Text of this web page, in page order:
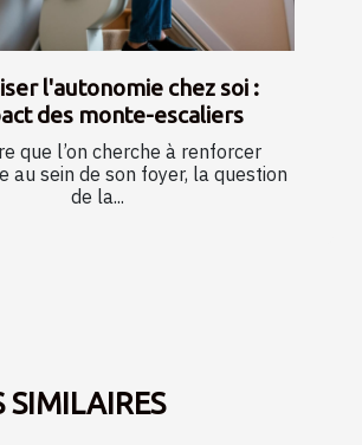
l'autonomie chez soi :
des monte-escaliers
que l’on cherche à renforcer
au sein de son foyer, la question
de la...
SIMILAIRES